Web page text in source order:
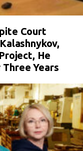
Court
He
Years